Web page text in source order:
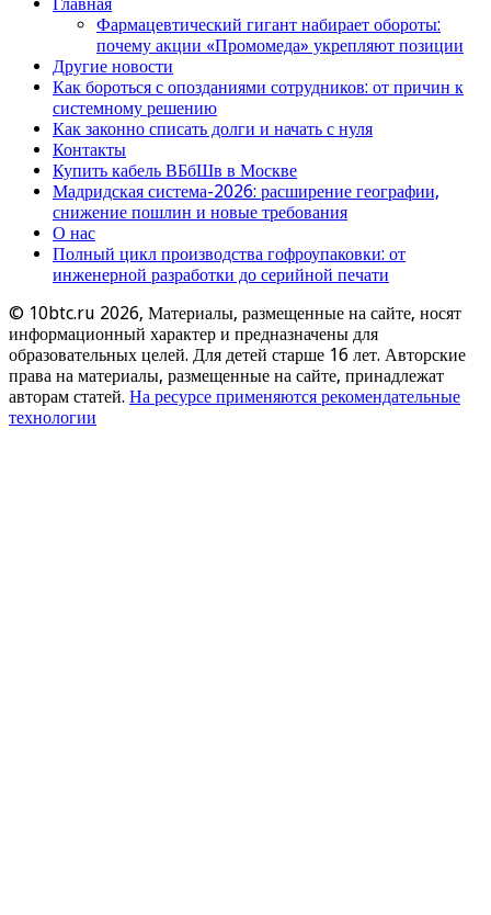
Фармацевтический гигант набирает обороты:
почему акции «Промомеда» укрепляют позиции
Другие новости
Как бороться с опозданиями сотрудников: от причин к
системному решению
Как законно списать долги и начать с нуля
Контакты
Купить кабель ВБбШв в Москве
Мадридская система-2026: расширение географии,
снижение пошлин и новые требования
О нас
Полный цикл производства гофроупаковки: от
инженерной разработки до серийной печати
© 10btc.ru 2026, Материалы, размещенные на сайте, носят
информационный характер и предназначены для
образовательных целей. Для детей старше 16 лет. Авторские
права на материалы, размещенные на сайте, принадлежат
авторам статей. На ресурсе применяются рекомендательные
технологии